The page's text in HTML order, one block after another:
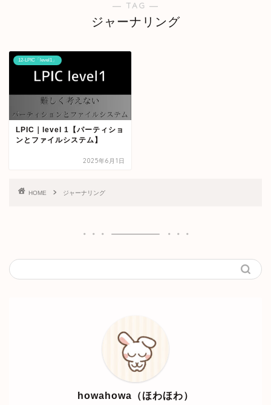
― TAG ―
ジャーナリング
12-LPIC「level1」
LPIC｜level 1【パーティショ
ンとファイルシステム】
2025年6月1日
HOME ジャーナリング
howahowa（ほわほわ）